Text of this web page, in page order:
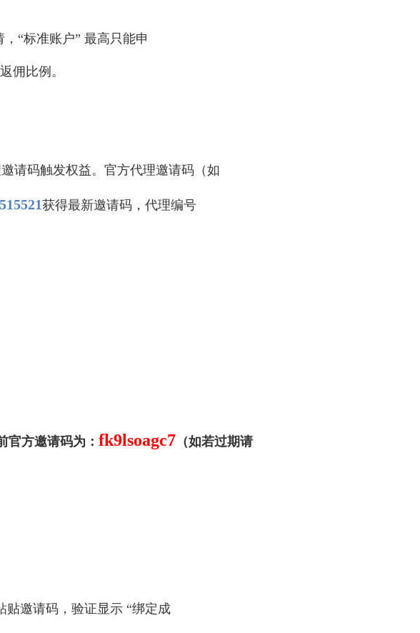
“标准账户” 最高只能申
佣比例。
请码触发权益。官方代理邀请码（如
获得最新邀请码，代理编号
官方邀请码为： fk9lsoagc7 （如若过期请
贴邀请码，验证显示 “绑定成